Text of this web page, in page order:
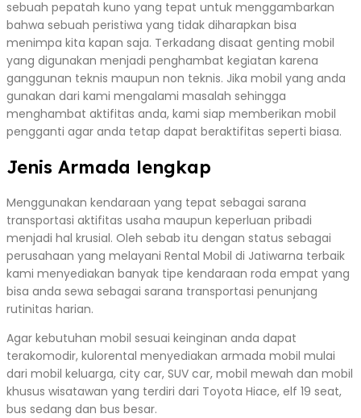
sebuah pepatah kuno yang tepat untuk menggambarkan
bahwa sebuah peristiwa yang tidak diharapkan bisa
menimpa kita kapan saja. Terkadang disaat genting mobil
yang digunakan menjadi penghambat kegiatan karena
ganggunan teknis maupun non teknis. Jika mobil yang anda
gunakan dari kami mengalami masalah sehingga
menghambat aktifitas anda, kami siap memberikan mobil
pengganti agar anda tetap dapat beraktifitas seperti biasa.
Jenis Armada lengkap
Menggunakan kendaraan yang tepat sebagai sarana
transportasi aktifitas usaha maupun keperluan pribadi
menjadi hal krusial. Oleh sebab itu dengan status sebagai
perusahaan yang melayani Rental Mobil di Jatiwarna terbaik
kami menyediakan banyak tipe kendaraan roda empat yang
bisa anda sewa sebagai sarana transportasi penunjang
rutinitas harian.
Agar kebutuhan mobil sesuai keinginan anda dapat
terakomodir, kulorental menyediakan armada mobil mulai
dari mobil keluarga, city car, SUV car, mobil mewah dan mobil
khusus wisatawan yang terdiri dari Toyota Hiace, elf 19 seat,
bus sedang dan bus besar.